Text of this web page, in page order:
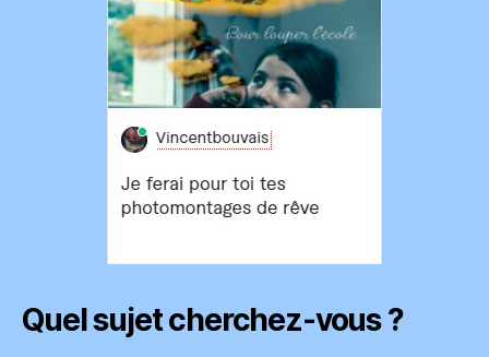
Quel sujet cherchez-vous ?